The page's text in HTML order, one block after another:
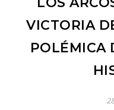
VICTORIA
POLÉMICA